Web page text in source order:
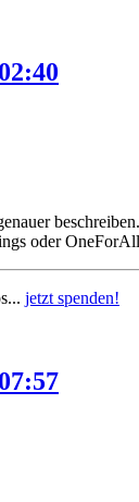
oder
jetzt spenden!